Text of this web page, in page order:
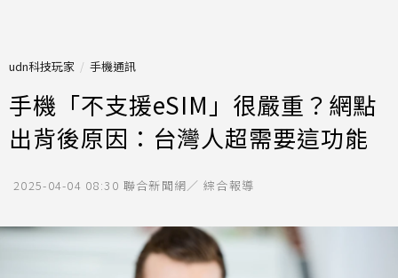
udn科技玩家 手機通訊
手機「不支援eSIM」很嚴重？網點
出背後原因：台灣人超需要這功能
2025-04-04 08:30 聯合新聞網／ 綜合報導